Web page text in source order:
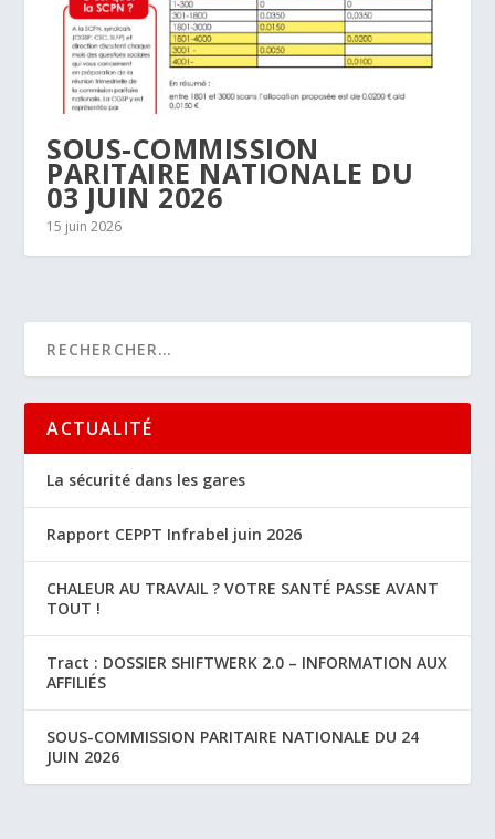
SOUS-COMMISSION
PARITAIRE NATIONALE DU
03 JUIN 2026
15 juin 2026
ACTUALITÉ
La sécurité dans les gares
Rapport CEPPT Infrabel juin 2026
CHALEUR AU TRAVAIL ? VOTRE SANTÉ PASSE AVANT
TOUT !
Tract : DOSSIER SHIFTWERK 2.0 – INFORMATION AUX
AFFILIÉS
SOUS-COMMISSION PARITAIRE NATIONALE DU 24
JUIN 2026